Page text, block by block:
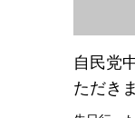
自民党
ただき